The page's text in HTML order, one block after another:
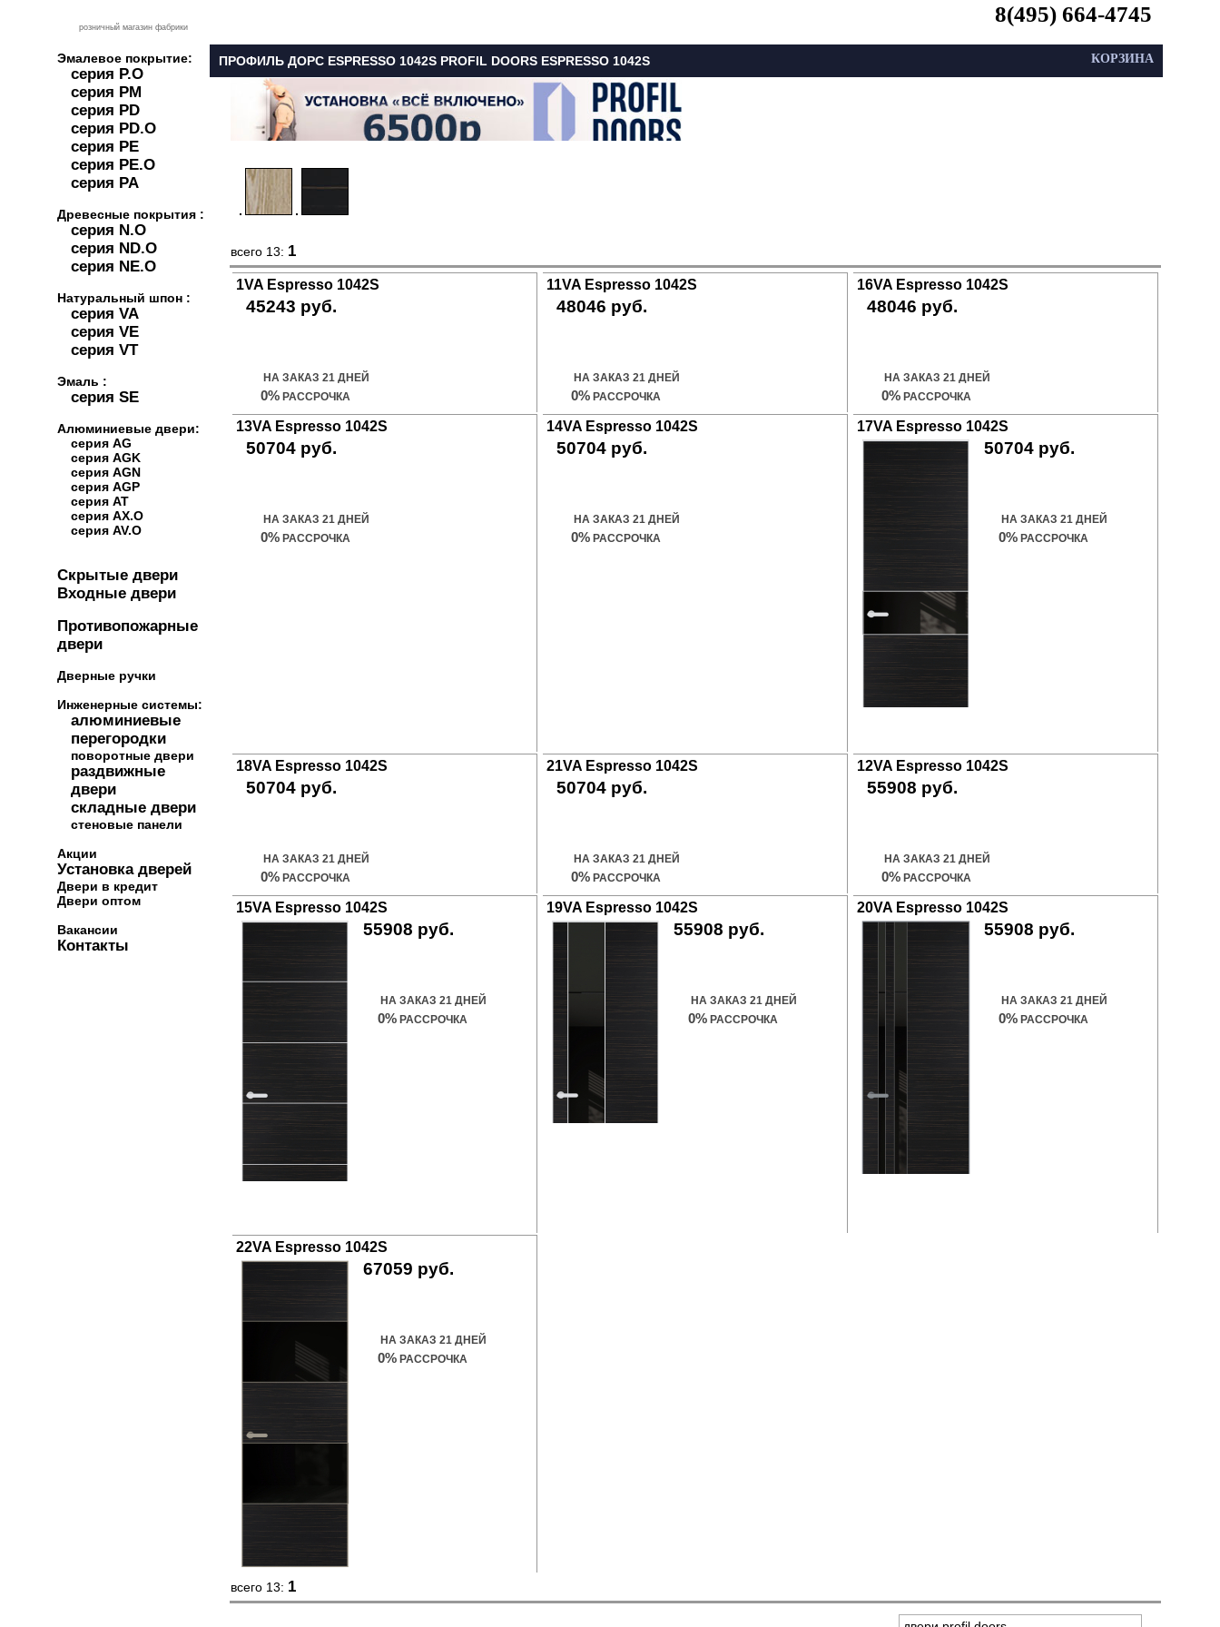
розничный магазин фабрики
Эмалевое покрытие:
серия P.O
серия PM
серия PD
серия PD.O
серия PE
серия PE.O
серия PA
Древесные покрытия :
серия N.O
серия ND.O
серия NE.O
Натуральный шпон :
серия VA
серия VE
серия VT
Эмаль :
серия SE
Алюминиевые двери:
серия AG
серия AGK
серия AGN
серия AGP
серия AT
серия AX.O
серия AV.O
Скрытые двери
Входные двери
Противопожарные
двери
Дверные ручки
Инженерные системы:
алюминиевые
перегородки
поворотные двери
раздвижные
двери
складные двери
стеновые панели
Акции
Установка дверей
Двери в кредит
Двери оптом
Вакансии
Контакты
8(495) 664-4745
КОРЗИНА
ПРОФИЛЬ ДОРС ESPRESSO 1042S PROFIL DOORS ESPRESSO 1042S
всего 13: 1
1VA Espresso 1042S
45243 руб.
НА ЗАКАЗ 21 ДНЕЙ
0% РАССРОЧКА
11VA Espresso 1042S
48046 руб.
НА ЗАКАЗ 21 ДНЕЙ
0% РАССРОЧКА
16VA Espresso 1042S
48046 руб.
НА ЗАКАЗ 21 ДНЕЙ
0% РАССРОЧКА
13VA Espresso 1042S
50704 руб.
НА ЗАКАЗ 21 ДНЕЙ
0% РАССРОЧКА
14VA Espresso 1042S
50704 руб.
НА ЗАКАЗ 21 ДНЕЙ
0% РАССРОЧКА
17VA Espresso 1042S
50704 руб.
НА ЗАКАЗ 21 ДНЕЙ
0% РАССРОЧКА
18VA Espresso 1042S
50704 руб.
НА ЗАКАЗ 21 ДНЕЙ
0% РАССРОЧКА
21VA Espresso 1042S
50704 руб.
НА ЗАКАЗ 21 ДНЕЙ
0% РАССРОЧКА
12VA Espresso 1042S
55908 руб.
НА ЗАКАЗ 21 ДНЕЙ
0% РАССРОЧКА
15VA Espresso 1042S
55908 руб.
НА ЗАКАЗ 21 ДНЕЙ
0% РАССРОЧКА
19VA Espresso 1042S
55908 руб.
НА ЗАКАЗ 21 ДНЕЙ
0% РАССРОЧКА
20VA Espresso 1042S
55908 руб.
НА ЗАКАЗ 21 ДНЕЙ
0% РАССРОЧКА
22VA Espresso 1042S
67059 руб.
НА ЗАКАЗ 21 ДНЕЙ
0% РАССРОЧКА
всего 13: 1